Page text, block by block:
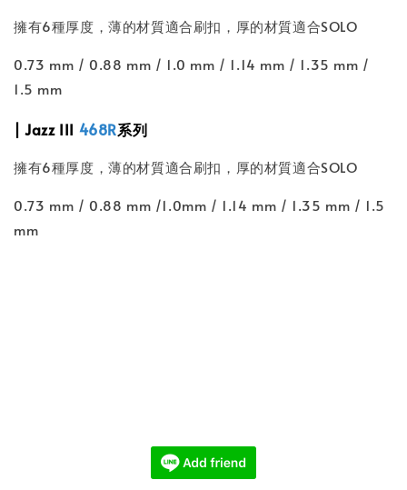
擁有6種厚度，薄的材質適合刷扣，厚的材質適合SOLO
0.73 mm / 0.88 mm / 1.0 mm / 1.14 mm / 1.35 mm /
1.5 mm
| Jazz III 468R系列
擁有6種厚度，薄的材質適合刷扣，厚的材質適合SOLO
0.73 mm / 0.88 mm /1.0mm / 1.14 mm / 1.35 mm / 1.5
mm